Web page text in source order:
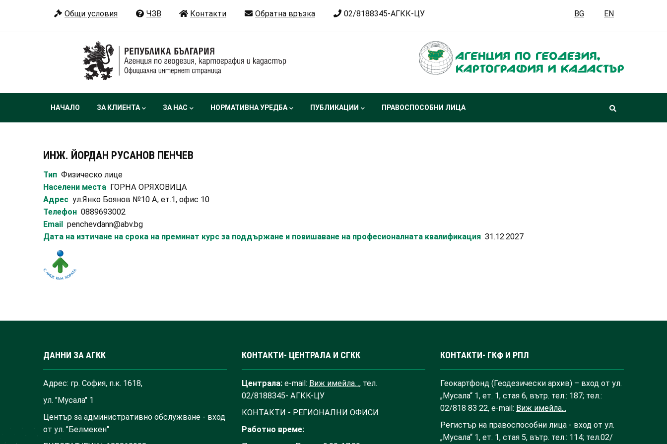
основното
Общи условия ЧЗВ Контакти Обратна връзка 02/8188345-АГКК-ЦУ BG EN
Main
НАЧАЛО ЗА КЛИЕНТА ЗА НАС НОРМАТИВНА УРЕДБА ПУБЛИКАЦИИ ПРАВОСПОСОБНИ ЛИЦА
ИНЖ. ЙОРДАН РУСАНОВ ПЕНЧЕВ
Тип Физическо лице
Населени места ГОРНА ОРЯХОВИЦА
Адрес ул.Янко Боянов №10 А, ет.1, офис 10
Телефон 0889693002
Email penchevdann@abv.bg
Дата на изтичане на срока на преминат курс за поддържане и повишаване на професионалната квалификация 31.12.2027
ДАННИ ЗА АГКК
Адрес: гр. София, п.к. 1618,
ул. "Мусала" 1
Център за административно обслужване - вход
от ул. "Белмекен"
КОНТАКТИ- ЦЕНТРАЛА И СГКК
Централа: e-mail: Виж имейла..., тел.
02/8188345- АГКК-ЦУ
КОНТАКТИ - РЕГИОНАЛНИ ОФИСИ
Работно време:
КОНТАКТИ- ГКФ И РПЛ
Геокартфонд (Геодезически архив) – вход от ул.
„Мусала“ 1, ет. 1, стая 6, вътр. тел.: 187; тел.:
02/818 83 22, e-mail: Виж имейла...
Регистър на правоспособни лица - вход от ул.
„Мусала“ 1, ет. 1, стая 5, вътр. тел.: 114; тел.02/